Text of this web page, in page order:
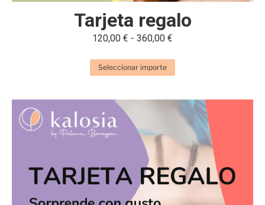
Tarjeta regalo
120,00 € - 360,00 €
Seleccionar importe